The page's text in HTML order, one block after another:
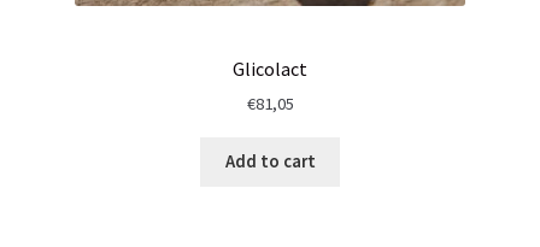
Glicolact
€81,05
Add to cart